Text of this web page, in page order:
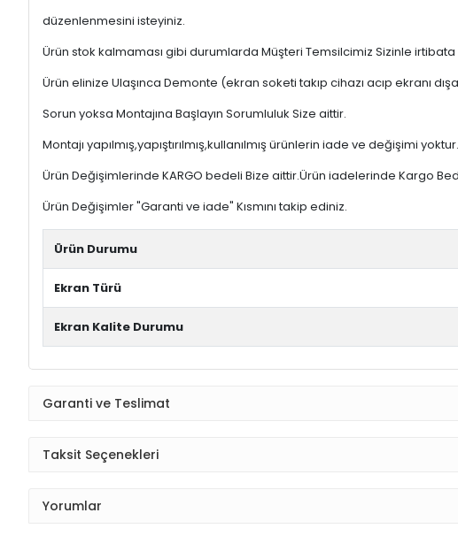
düzenlenmesini isteyiniz.
Ürün stok kalmaması gibi durumlarda Müşteri Temsilcimiz Sizinle
Ürün elinize Ulaşınca Demonte (ekran soketi takıp cihazı acıp ekranı
Sorun yoksa Montajına Başlayın Sorumluluk Size aittir.
Montajı yapılmış,yapıştırılmış,kullanılmış ürünlerin iade ve değişimi yoktur.
Ürün Değişimlerinde KARGO bedeli Bize aittir.Ürün iadelerinde Kargo
Ürün Değişimler "Garanti ve iade" Kısmını takip ediniz.
Ürün Durumu
Ekran Türü
Ekran Kalite Durumu
Garanti ve Teslimat
Taksit Seçenekleri
Yorumlar